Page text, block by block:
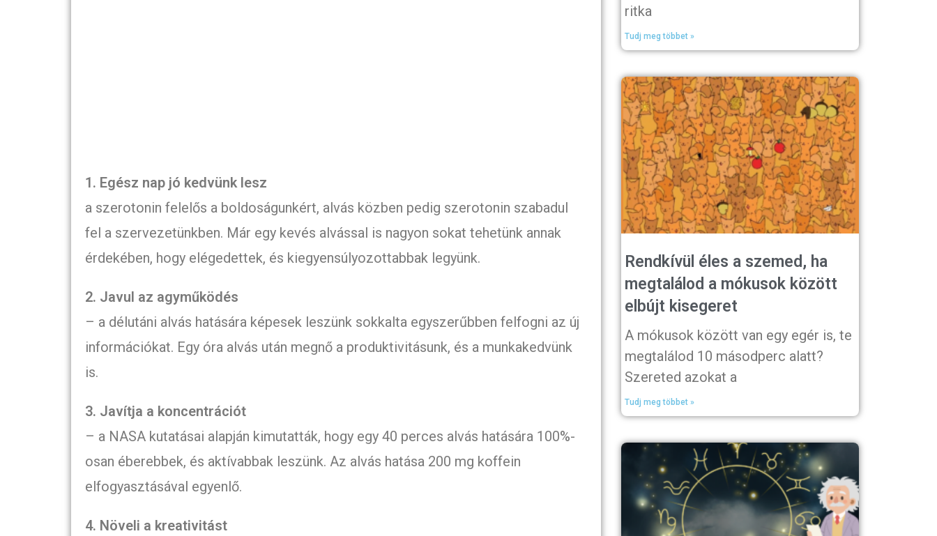
1. Egész nap jó kedvünk lesz
a szerotonin felelős a boldoságunkért, alvás közben pedig szerotonin szabadul
fel a szervezetünkben. Már egy kevés alvással is nagyon sokat tehetünk annak
érdekében, hogy elégedettek, és kiegyensúlyozottabbak legyünk.
2. Javul az agyműködés
– a délutáni alvás hatására képesek leszünk sokkalta egyszerűbben felfogni az új
információkat. Egy óra alvás után megnő a produktivitásunk, és a munkakedvünk
is.
3. Javítja a koncentrációt
– a NASA kutatásai alapján kimutatták, hogy egy 40 perces alvás hatására 100%-
osan éberebbek, és aktívabbak leszünk. Az alvás hatása 200 mg koffein
elfogyasztásával egyenlő.
4. Növeli a kreativitást
ritka
Tudj meg többet »
Rendkívül éles a szemed, ha
megtalálod a mókusok között
elbújt kisegeret
A mókusok között van egy egér is, te
megtalálod 10 másodperc alatt?
Szereted azokat a
Tudj meg többet »